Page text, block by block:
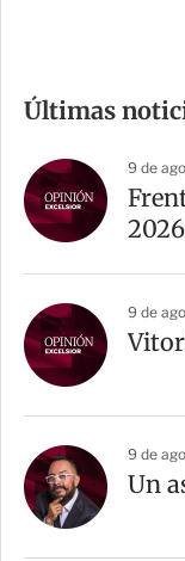
p
a
r
t
Últimas
9 de
2026
9 de
9 de
Un